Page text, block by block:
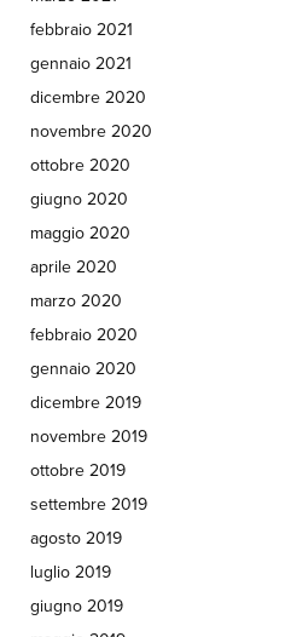
febbraio 2021
gennaio 2021
dicembre 2020
novembre 2020
ottobre 2020
giugno 2020
maggio 2020
aprile 2020
marzo 2020
febbraio 2020
gennaio 2020
dicembre 2019
novembre 2019
ottobre 2019
settembre 2019
agosto 2019
luglio 2019
giugno 2019